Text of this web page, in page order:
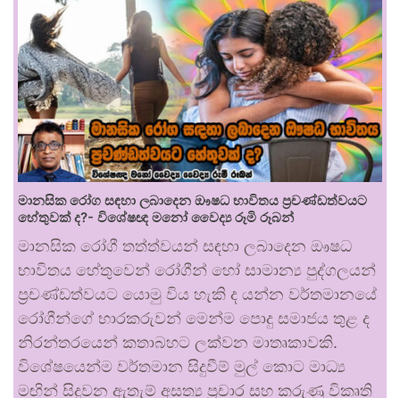
මානසික රෝග සඳහා ලබාදෙන ඖෂධ භාවිතය ප්‍රචණ්ඩත්වයට
හේතුවක් ද?- විශේෂඥ මනෝ වෛද්‍ය රූමි රූබන්
මානසික රෝගී තත්ත්වයන් සඳහා ලබාදෙන ඖෂධ
භාවිතය හේතුවෙන් රෝගීන් හෝ සාමාන්‍ය පුද්ගලයන්
ප්‍රචණ්ඩත්වයට යොමු විය හැකි ද යන්න වර්තමානයේ
රෝගීන්ගේ භාරකරුවන් මෙන්ම පොදු සමාජය තුළ ද
නිරන්තරයෙන් කතාබහට ලක්වන මාතෘකාවකි.
විශේෂයෙන්ම වර්තමාන සිදුවීම් මුල් කොට මාධ්‍ය
මඟින් සිදුවන ඇතැම් අසත්‍ය ප්‍රචාර සහ කරුණු විකෘති